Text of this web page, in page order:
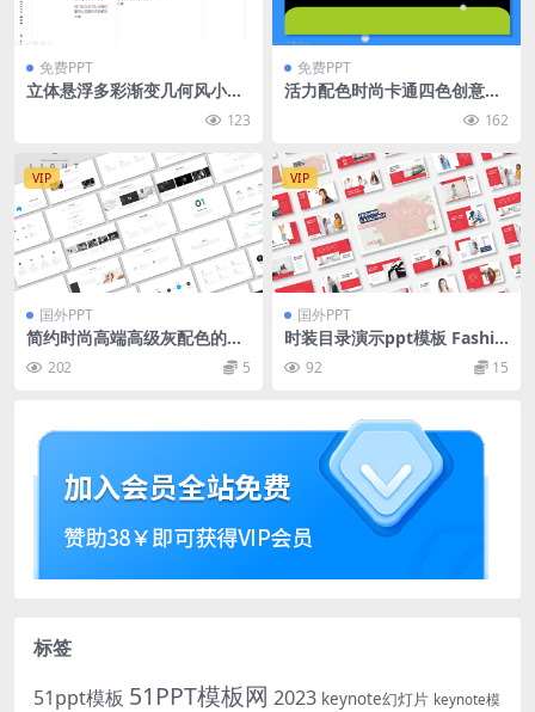
免费PPT
立体悬浮多彩渐变几何风小清
123
免费PPT
活力配色时尚卡通四色创意立
体风格通用商务汇报ppt模板162
VIP
国外PPT
简约时尚高端高级灰配色的po
werpoint幻灯片演示模板（p
ptx）
202 5
VIP
国外PPT
时装目录演示ppt模板 Fashio
n Catalogue Presentation T
emplate
92 15
标签
51ppt模板 51PPT模板网 2023 keynote幻灯片 keynote模